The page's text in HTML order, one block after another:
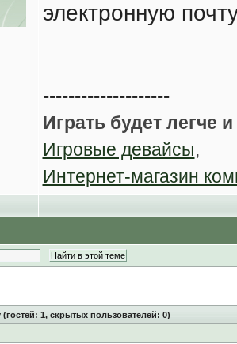
электронную
--------------------
Играть будет легче
Игровые девайсы,
Интернет-магазин
(гостей: 1, скрытых пользователей: 0)